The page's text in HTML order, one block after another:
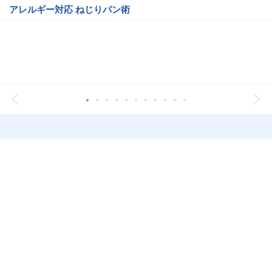
アレルギー対応 ねじりパン術